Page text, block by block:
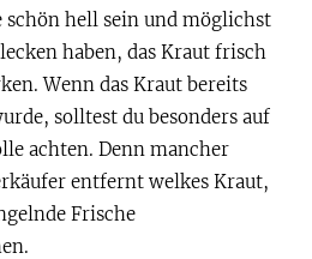
schön hell sein und möglichst
haben, das Kraut frisch
Wenn das Kraut bereits
solltest du besonders auf
achten. Denn mancher
entfernt welkes Kraut,
Frische